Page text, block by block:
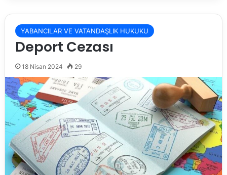
YABANCILAR VE VATANDAŞLIK HUKUKU
Deport Cezası
18 Nisan 2024 29